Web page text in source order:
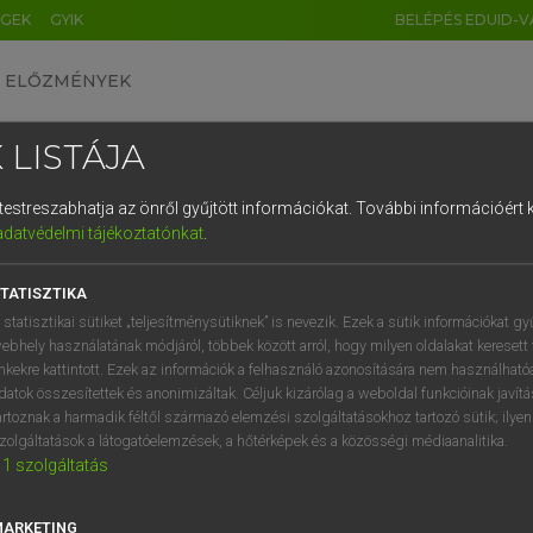
GYIK BELÉPÉS EDUID-
ELŐZMÉNYEK
szótár
VAN ELŐFIZETÉSED?
megtekintéséhez.
LISTÁJA
az önről gyűjtött információkat. További információért
tájékoztatónkat.
statisztikai sütiket „teljesítménysütiknek” is nevezik. Ezek a sütik információkat
használatának módjáról, többek között arról, hogy milyen oldalakat keresett
kattintott. Ezek az információk a felhasználó azonosítására nem
összesítettek és anonimizáltak. Céljuk kizárólag a weboldal funkcióinak
a harmadik féltől származó elemzési szolgáltatásokhoz tartozó sütik;
a látogatóelemzések, a hőtérképek és a közösségi médiaanalitika.
1 szolgáltatás
DE CN FR ES IT NL
1 2 3 4 5 6 7 8 9
q w e r t z u i
a s d f g h j k l é
í y x c v b n m , .